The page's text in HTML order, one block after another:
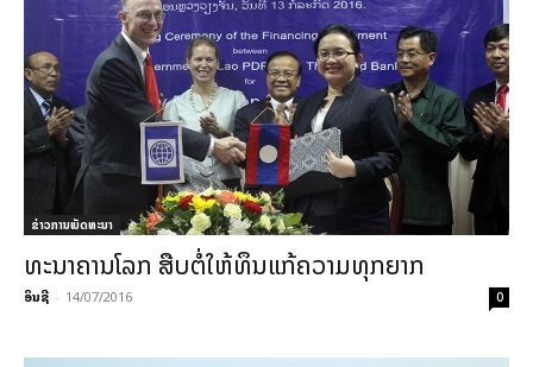
ຂ່າວການພັດທະນາ
ທະ­ນາ­ຄານ​ໂລກ ສືບ­ຕໍ່​ໃຫ້​ທຶນ​ແກ້­ຄວາມ​ທຸກ​ຍາກ
ອິນຊີ - 14/07/2016 0